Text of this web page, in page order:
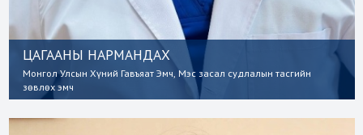
ЦАГААНЫ НАРМАНДАХ
Монгол Улсын Хүний Гавъяат Эмч, Мэс засал судлалын тасгийн
зөвлөх эмч